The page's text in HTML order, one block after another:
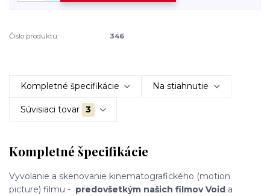
Číslo produktu: 346
Kompletné špecifikácie Na stiahnutie
Súvisiaci tovar 3
Kompletné špecifikácie
Vyvolanie a skenovanie kinematografického (motion
picture) filmu - predovšetkým našich filmov Void a